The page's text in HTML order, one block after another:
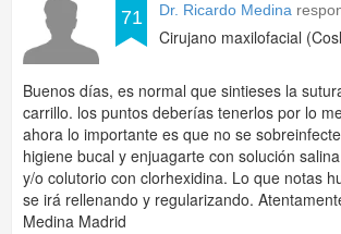
71 Dr. Ricardo Medina
Cirujano maxilofacial
Buenos días, es normal que sintieses la
carrillo. los puntos deberías tenerlos por lo
ahora lo importante es que no se
higiene bucal y enjuagarte con solución
y/o colutorio con clorhexidina. Lo que notas
se irá rellenando y regularizando.
Medina Madrid